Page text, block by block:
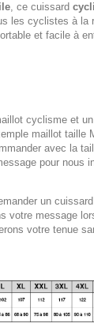
, ce cuissard
les cyclistes à la
et facile à
cyclisme et
maillot taille
avec la
pour nous
un
votre message
votre tenue